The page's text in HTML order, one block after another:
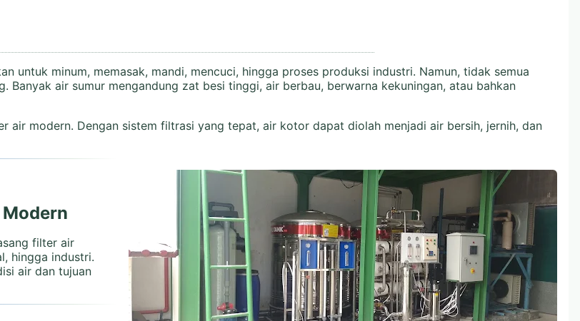
untuk minum, memasak, mandi, mencuci, hingga proses produksi industri. Namun, tidak semua
Banyak air sumur mengandung zat besi tinggi, air berbau, berwarna kekuningan, atau bahkan
air modern. Dengan sistem filtrasi yang tepat, air kotor dapat diolah menjadi air bersih, jernih, dan
filter air
hingga industri.
air dan tujuan